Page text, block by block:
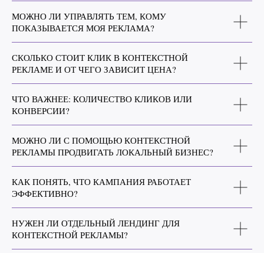
МОЖНО ЛИ УПРАВЛЯТЬ ТЕМ, КОМУ
ПОКАЗЫВАЕТСЯ МОЯ РЕКЛАМА?
СКОЛЬКО СТОИТ КЛИК В КОНТЕКСТНОЙ
РЕКЛАМЕ И ОТ ЧЕГО ЗАВИСИТ ЦЕНА?
ЧТО ВАЖНЕЕ: КОЛИЧЕСТВО КЛИКОВ ИЛИ
КОНВЕРСИИ?
МОЖНО ЛИ С ПОМОЩЬЮ КОНТЕКСТНОЙ
РЕКЛАМЫ ПРОДВИГАТЬ ЛОКАЛЬНЫЙ БИЗНЕС?
КАК ПОНЯТЬ, ЧТО КАМПАНИЯ РАБОТАЕТ
ЭФФЕКТИВНО?
НУЖЕН ЛИ ОТДЕЛЬНЫЙ ЛЕНДИНГ ДЛЯ
КОНТЕКСТНОЙ РЕКЛАМЫ?